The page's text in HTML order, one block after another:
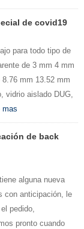
de covid19
para todo tipo de
de 3 mm 4 mm
mm 13.52 mm
vidrio aislado DUG,
mas
de back
alguna nueva
con anticipación, le
pedido,
pronto cuando